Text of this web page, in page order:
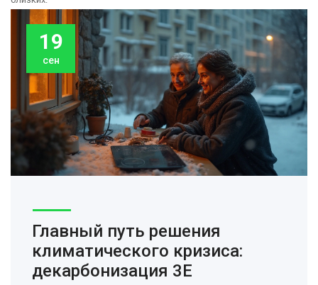
19
сен
Главный путь решения
климатического кризиса:
декарбонизация 3Е